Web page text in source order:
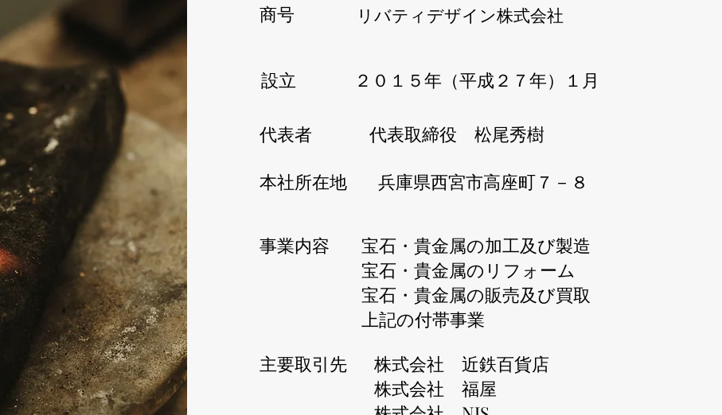
商号 リバティデザイン株式会社
設立 ２０１５年（平成２７年）１月
代表者
本社所在地
代表取締役 松尾秀樹
兵庫県西宮市高座町７－８
事業内容
宝石・貴金属の加工及び製造
宝石・貴金属のリフォーム
宝石・貴金属の販売及び買取
​上記の付帯事業
主要取引先
株式会社 近鉄百貨店
株式会社 福屋